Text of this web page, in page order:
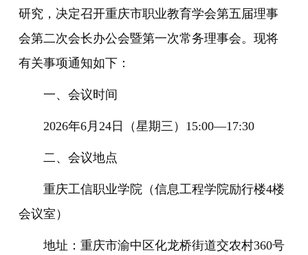
研究，决定召开重庆市职业教育学会第五届理事
会第二次会长办公会暨第一次常务理事会。现将
有关事项通知如下：
一、会议时间
2026年6月24日（星期三）15:00—17:30
二、会议地点
重庆工信职业学院（信息工程学院励行楼4楼
会议室）
地址：重庆市渝中区化龙桥街道交农村360号